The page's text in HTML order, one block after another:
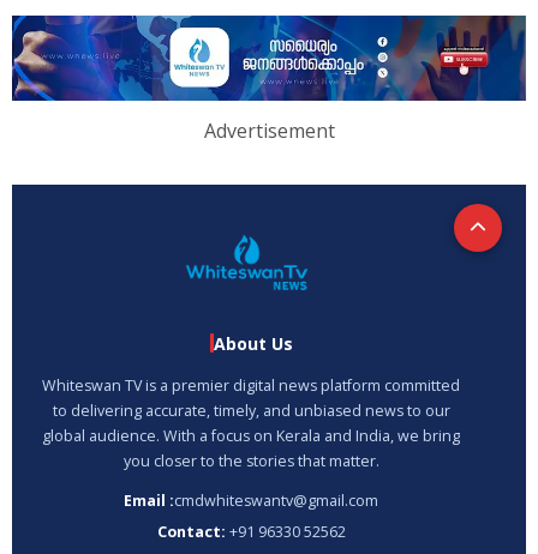
Advertisement
About Us
Whiteswan TV is a premier digital news platform committed
to delivering accurate, timely, and unbiased news to our
global audience. With a focus on Kerala and India, we bring
you closer to the stories that matter.
Email :cmdwhiteswantv@gmail.com
Contact: +91 96330 52562